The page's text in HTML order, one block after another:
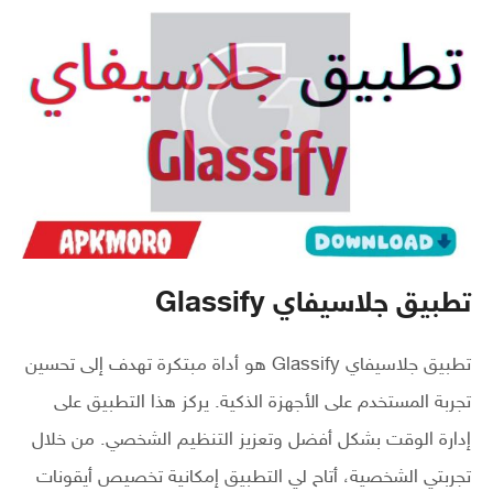
تطبيق جلاسيفاي Glassify
تطبيق جلاسيفاي Glassify هو أداة مبتكرة تهدف إلى تحسين
تجربة المستخدم على الأجهزة الذكية. يركز هذا التطبيق على
إدارة الوقت بشكل أفضل وتعزيز التنظيم الشخصي. من خلال
تجربتي الشخصية، أتاح لي التطبيق إمكانية تخصيص أيقونات